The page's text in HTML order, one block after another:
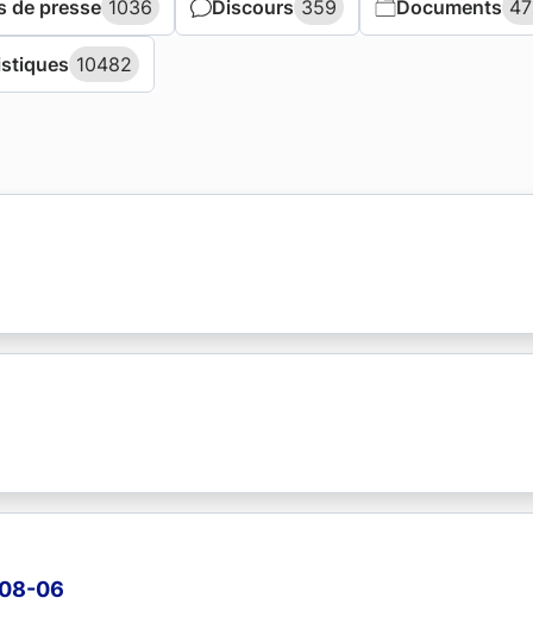
de presse 1036
de presse 1036 Discours 359
Discours 359 Documents
Documents
10482
10482
06